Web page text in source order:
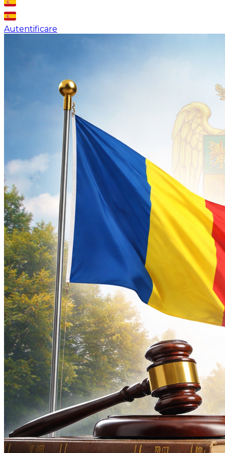
Autentificare